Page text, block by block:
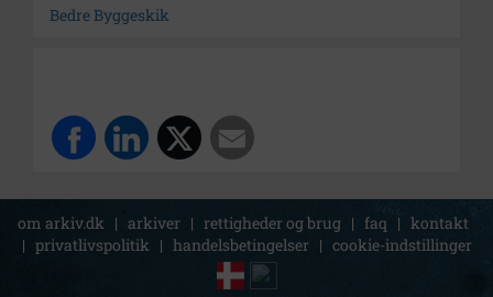
Bedre Byggeskik
om arkiv.dk | arkiver | rettigheder og brug | faq | kontakt
| privatlivspolitik | handelsbetingelser | cookie-indstillinger